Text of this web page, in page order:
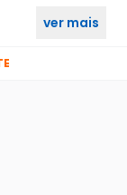
ver mais